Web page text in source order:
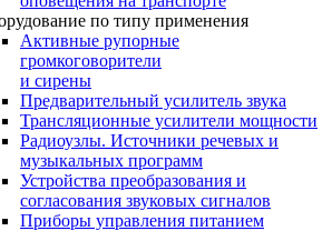
по типу применения
Активные рупорные
громкоговорители
и сирены
Предварительный усилитель звука
Трансляционные усилители мощности
Радиоузлы. Источники речевых и
музыкальных программ
Устройства преобразования и
согласования звуковых сигналов
Приборы управления питанием